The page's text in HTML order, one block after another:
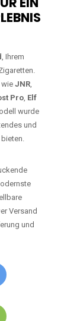
, Ihrem
JNR,
Pro, Elf
wurde
und
Versand
und